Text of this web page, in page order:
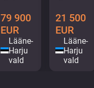
79 900
EUR
Lääne-
Harju
vald
21 500
EUR
Lääne-
Harju
vald